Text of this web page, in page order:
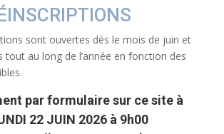
sont ouvertes dès le mois de juin et
tout au long de l’année en fonction des
par formulaire sur ce site à
22 JUIN 2026 à 9h00